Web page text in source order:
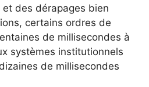
et des dérapages bien
certains ordres de
de millisecondes à
systèmes institutionnels
de millisecondes